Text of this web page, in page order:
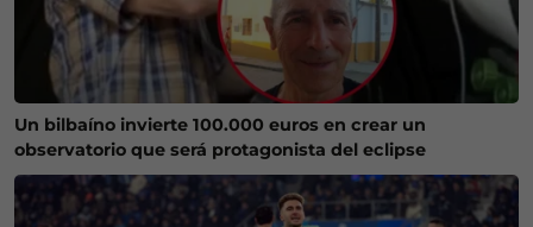
Un bilbaíno invierte 100.000 euros en crear un
observatorio que será protagonista del eclipse